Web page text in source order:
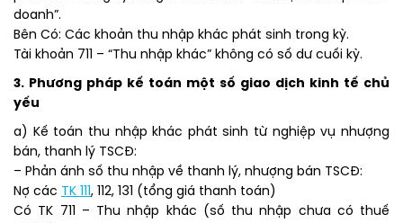
doanh”.
Bên Có: Các khoản thu nhập khác phát sinh trong kỳ.
Tài khoản 711 – “Thu nhập khác” không có số dư cuối kỳ.
3. Phương pháp kế toán một số giao dịch kinh tế chủ
yếu
a) Kế toán thu nhập khác phát sinh từ nghiệp vụ nhượng
bán, thanh lý TSCĐ:
– Phản ánh số thu nhập về thanh lý, nhượng bán TSCĐ:
Nợ các TK 111, 112, 131 (tổng giá thanh toán)
Có TK 711 – Thu nhập khác (số thu nhập chưa có thuế